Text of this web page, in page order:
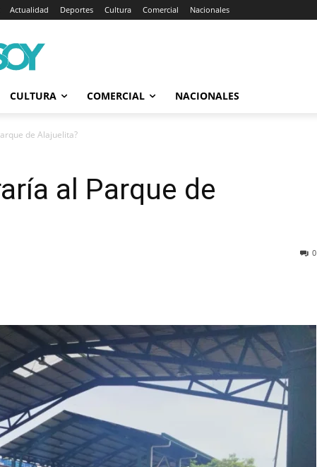
Actualidad Deportes Cultura Comercial Nacionales
CULTURA COMERCIAL NACIONALES
de Alajuelita?
al Parque de
0